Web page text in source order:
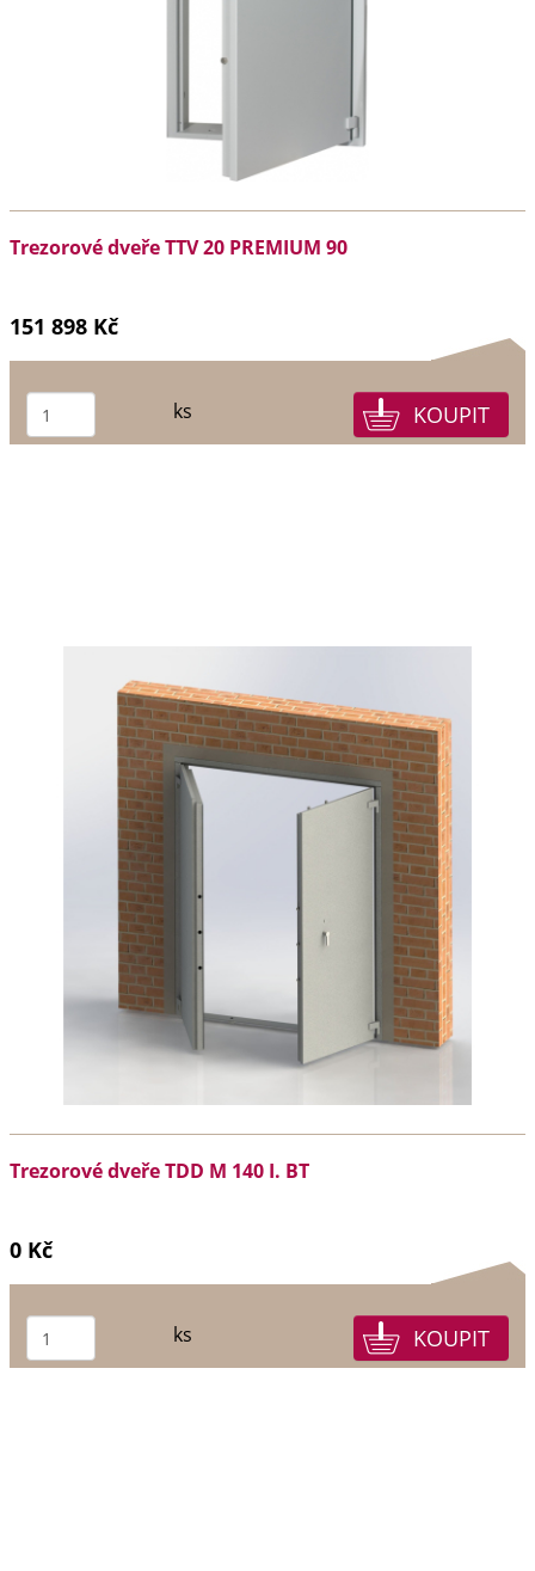
Trezorové dveře TTV 20 PREMIUM 90
151 898 Kč
ks
Trezorové dveře TDD M 140 I. BT
0 Kč
ks